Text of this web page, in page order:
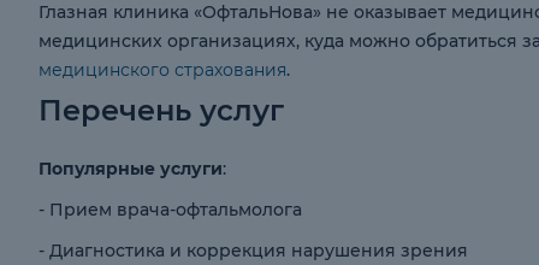
Глазная клиника «ОфтальНова» не оказывает
медицинских организациях, куда можно
медицинского страхования.
Перечень услуг
Популярные услуги:
- Прием врача-офтальмолога
- Диагностика и коррекция нарушения зрения